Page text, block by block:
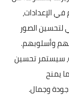
الإعدادات،
لتحسين الصور
وأسلوبهم.
سيستمر تحسين
يمنح
وجمال.